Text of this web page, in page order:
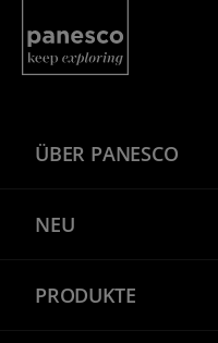
ÜBER PANESCO
NEU
PRODUKTE